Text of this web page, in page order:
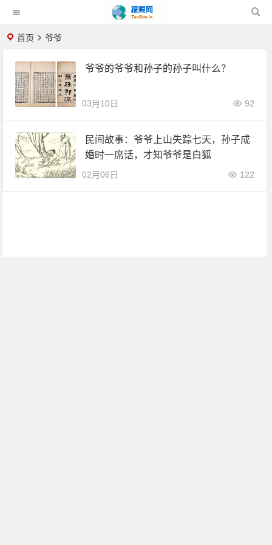
首页 爷爷
爷爷的爷爷和孙子的孙子叫什么？
03月10日 92
民间故事：爷爷上山失踪七天，孙子成
婚时一席话，才知爷爷是白狐
02月06日 122